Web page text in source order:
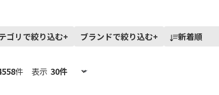
ゴリで絞り込む+ ブランドで絞り込む+ 新着順
件表示